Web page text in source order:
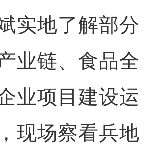
地了解部分
业链、食品全
业项目建设运
现场察看兵地